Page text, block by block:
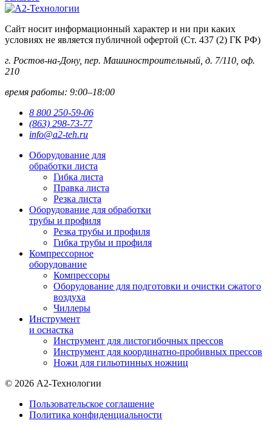
Сайт носит информационный характер и ни при каких
условиях не является публичной офертой (Ст. 437 (2) ГК РФ)
г. Ростов-на-Дону, пер. Машиностроительный, д. 7/110, оф.
210
время работы: 9:00–18:00
8 800 250-59-06
(863) 298-73-77
info@a2-teh.ru
Оборудование для
обработки листа
Гибка листа
Правка листа
Резка листа
Оборудование для обработки
трубы и профиля
Резка трубы и профиля
Гибка трубы и профиля
Компрессорное
оборудование
Компрессоры
Оборудование для подготовки и очистки сжатого
воздуха
Чиллеры
Инструмент
и оснастка
Инструмент для листогибочных прессов
Инструмент для координатно-пробивных прессов
Ножи для гильотинных ножниц
© 2026 А2-Технологии
Пользовательское соглашение
Политика конфиденциальности